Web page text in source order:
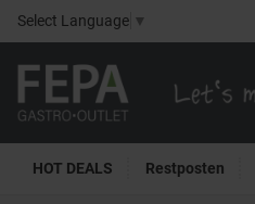
Select Language ▼
HOT DEALS Restposten